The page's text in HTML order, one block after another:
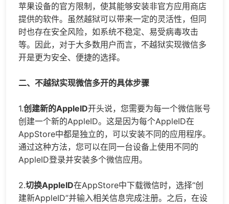
苹果设备的官方限制，使其能够安装非官方应用商店
提供的软件。虽然越狱可以带来一定的灵活性，但同
时也存在安全风险，如系统不稳定、易受病毒攻击
等。因此，对于大多数用户而言，不越狱实现微信多
开是更为安全、便捷的选择。
二、不越狱实现微信多开的具体步骤
1.创建新的AppleID开头说，您需要为每一个微信账号
创建一个新的AppleID。这是因为每个AppleID在
AppStore中都是独立的，可以安装不同的应用程序。
通过这种方法，您可以在同一台设备上使用不同的
AppleID登录并安装多个微信应用。
2.切换AppleID在AppStore中下载微信时，选择“创
建新AppleID”并输入相关信息完成注册。之后，在设